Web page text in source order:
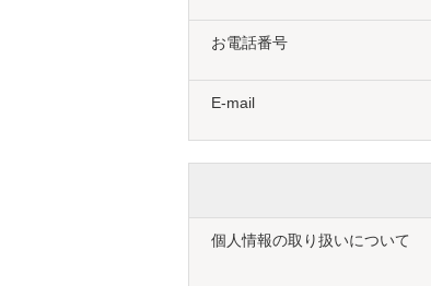
お電話番号
E-mail
個人情報の取り扱いについて